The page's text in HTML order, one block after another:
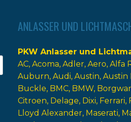
ANLASSER UND
PKW Anlasser und
AC Acoma Adler Aero Alfa
Auburn Audi Austin Austin
Buckle BMC BMW
Citroen Delage Dixi Ferrari
Lloyd Alexander Maserati